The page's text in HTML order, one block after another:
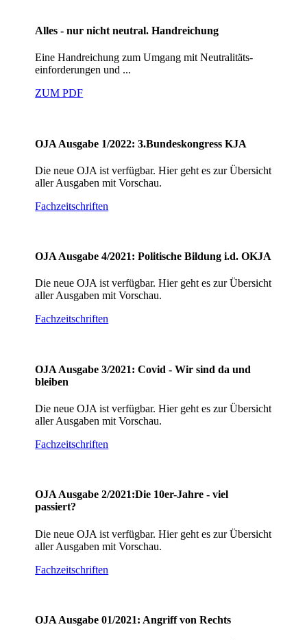
Alles - nur nicht neutral. Handreichung
Eine Handreichung zum Umgang mit Neutralitäts-
einforderungen und ...
ZUM PDF
OJA Ausgabe 1/2022: 3.Bundeskongress KJA
Die neue OJA ist verfügbar. Hier geht es zur Übersicht
aller Ausgaben mit Vorschau.
Fachzeitschriften
OJA Ausgabe 4/2021: Politische Bildung i.d. OKJA
Die neue OJA ist verfügbar. Hier geht es zur Übersicht
aller Ausgaben mit Vorschau.
Fachzeitschriften
OJA Ausgabe 3/2021: Covid - Wir sind da und
bleiben
Die neue OJA ist verfügbar. Hier geht es zur Übersicht
aller Ausgaben mit Vorschau.
Fachzeitschriften
OJA Ausgabe 2/2021:Die 10er-Jahre - viel
passiert?
Die neue OJA ist verfügbar. Hier geht es zur Übersicht
aller Ausgaben mit Vorschau.
Fachzeitschriften
OJA Ausgabe 01/2021: Angriff von Rechts